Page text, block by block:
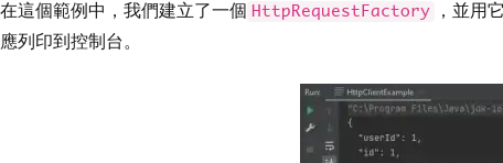
}
在這個範例中，我們建立了一個 HttpRequestFactory
，並用
應列印到控制台。